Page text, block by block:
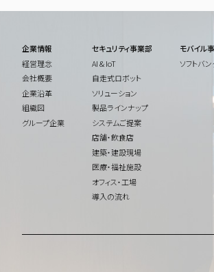
企業情報
経営理念
会社概要
企業沿革
組織図
グループ企業
セキュリティ事業部
AI & IoT
自走式ロボット
ソリューション
製品ラインナップ
システムご提案
店舗・飲食店
建築・建設現場
医療・福祉施設
オフィス・工場
導入の流れ
モバイル
ソフトバン